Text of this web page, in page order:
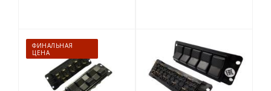
ФИНАЛЬНАЯ
ЦЕНА